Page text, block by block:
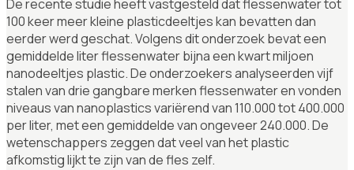
De recente studie heeft vastgesteld dat flessenwater tot
100 keer meer kleine plasticdeeltjes kan bevatten dan
eerder werd geschat. Volgens dit onderzoek bevat een
gemiddelde liter flessenwater bijna een kwart miljoen
nanodeeltjes plastic. De onderzoekers analyseerden vijf
stalen van drie gangbare merken flessenwater en vonden
niveaus van nanoplastics variërend van 110.000 tot 400.000
per liter, met een gemiddelde van ongeveer 240.000. De
wetenschappers zeggen dat veel van het plastic
afkomstig lijkt te zijn van de fles zelf.